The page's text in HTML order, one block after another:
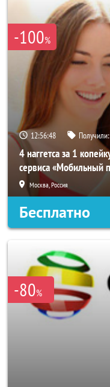
-100%
12:56:44 Получили:
4 наггетса за 1
сервиса «Мобильный
Москва, Россия
Бесплатно
-80%